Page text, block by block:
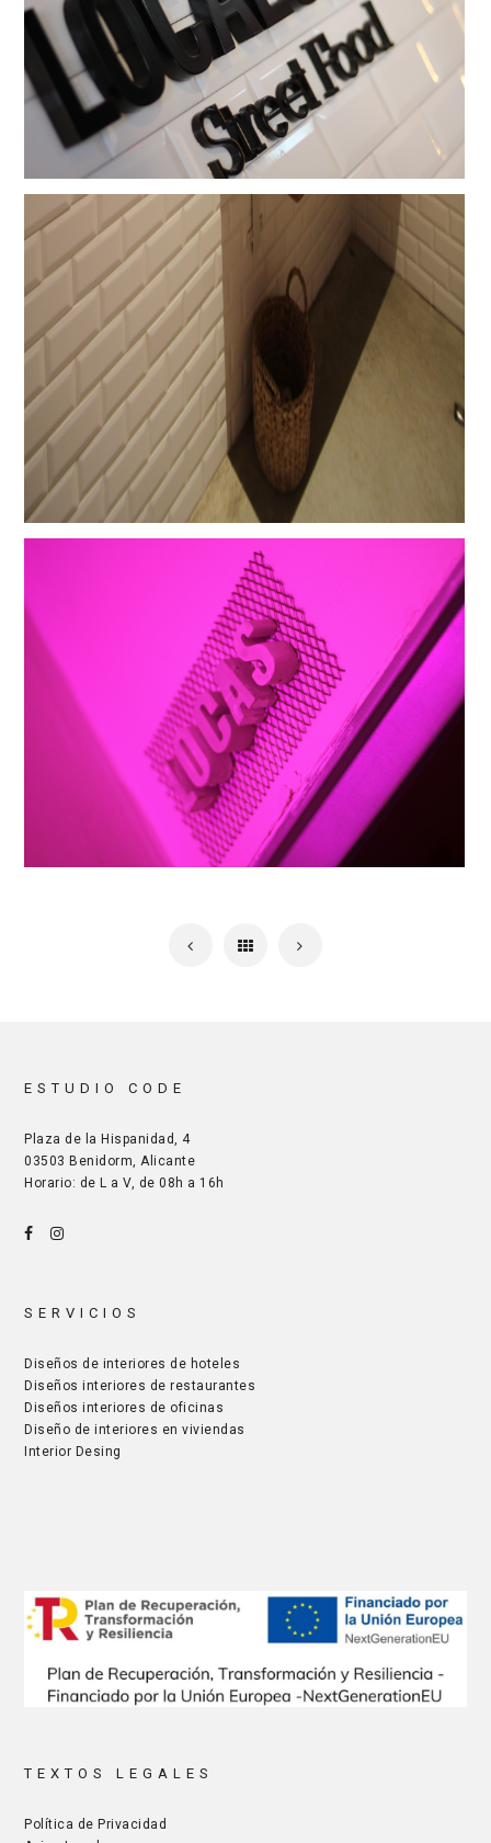
ESTUDIO CODE
Plaza de la Hispanidad, 4
03503 Benidorm, Alicante
Horario: de L a V, de 08h a 16h
SERVICIOS
Diseños de interiores de hoteles
Diseños interiores de restaurantes
Diseños interiores de oficinas
Diseño de interiores en viviendas
Interior Desing
TEXTOS LEGALES
Política de Privacidad